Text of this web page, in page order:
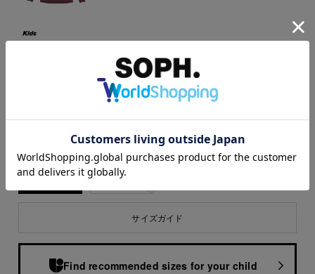
M(120-130) L(140-150)
サイズガイド
Find recommended sizes for your child